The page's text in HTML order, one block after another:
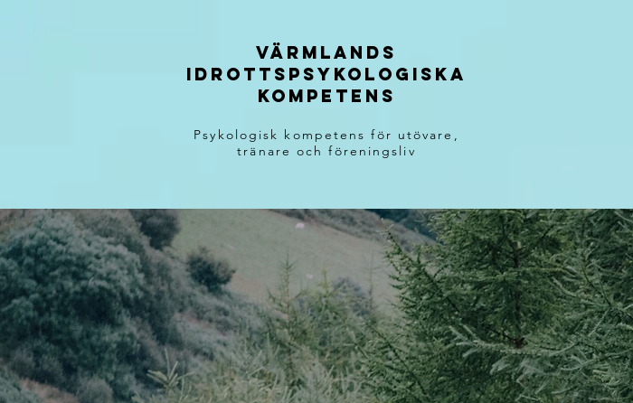
värmlands
idrottspsykologiska
kompetens
Psykologisk kompetens för utövare,
tränare och föreningsliv